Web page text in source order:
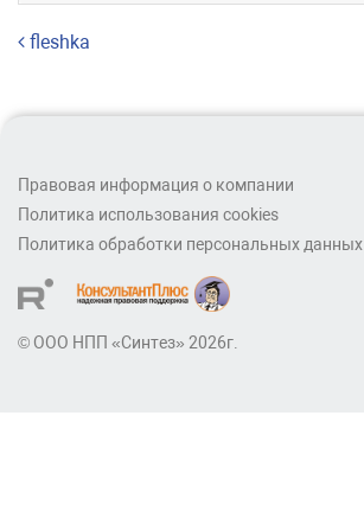
Навигация по записям
fleshka
Правовая информация о компании
Политика использования cookies
Политика обработки персональных данных
© ООО НПП «Синтез» 2026г.